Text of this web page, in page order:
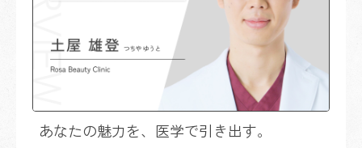
あなたの魅力を、医学で引き出す。